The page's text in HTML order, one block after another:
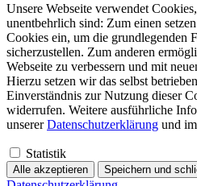
Unsere Webseite verwendet
unentbehrlich sind: Zum einen
Cookies ein, um die grundlegenden
sicherzustellen. Zum anderen
Webseite zu verbessern und mit
Hierzu setzen wir das selbst
Einverständnis zur Nutzung dieser
widerrufen. Weitere ausführliche
unsererDatenschutzerklärung und im
Statistik
Alle akzeptieren Speichern und